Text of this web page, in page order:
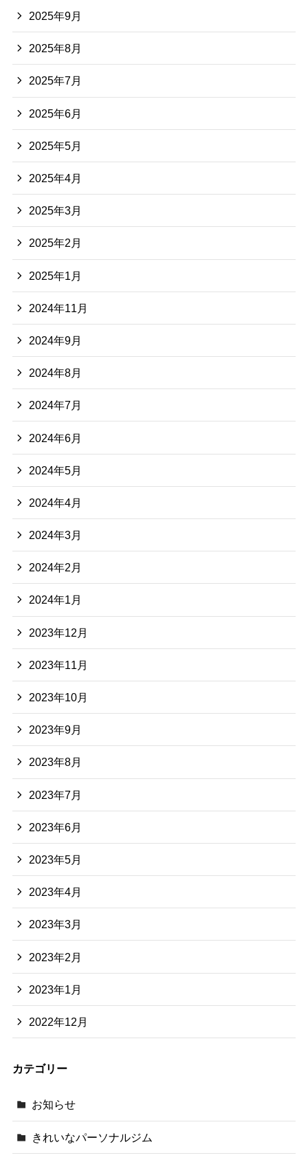
2025年9月
2025年8月
2025年7月
2025年6月
2025年5月
2025年4月
2025年3月
2025年2月
2025年1月
2024年11月
2024年9月
2024年8月
2024年7月
2024年6月
2024年5月
2024年4月
2024年3月
2024年2月
2024年1月
2023年12月
2023年11月
2023年10月
2023年9月
2023年8月
2023年7月
2023年6月
2023年5月
2023年4月
2023年3月
2023年2月
2023年1月
2022年12月
カテゴリー
お知らせ
きれいなパーソナルジム